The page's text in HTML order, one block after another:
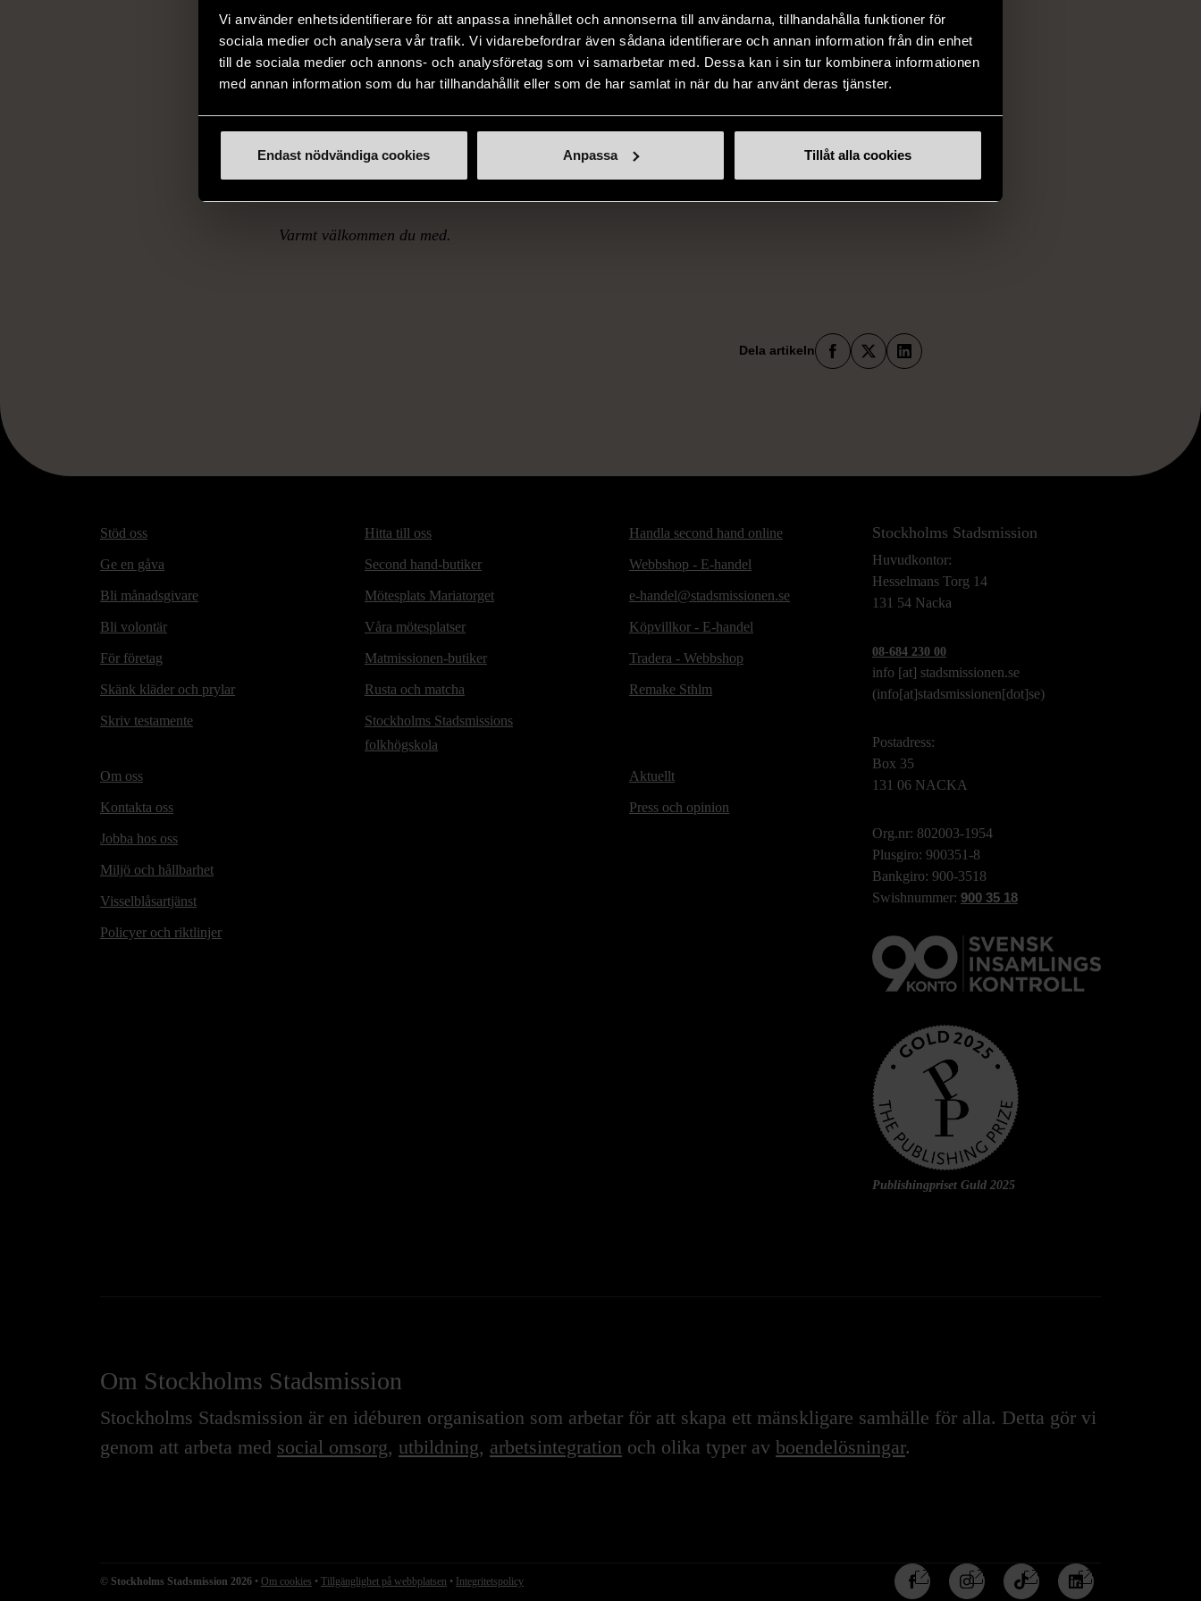
Vi använder enhetsidentifierare för att anpassa innehållet och annonserna till användarna, tillhandahålla funktioner för
sociala medier och analysera vår trafik. Vi vidarebefordrar även sådana identifierare och annan information från din enhet
till de sociala medier och annons- och analysföretag som vi samarbetar med. Dessa kan i sin tur kombinera informationen
med annan information som du har tillhandahållit eller som de har samlat in när du har använt deras tjänster.
Endast nödvändiga cookies Anpassa Tillåt alla cookies
Söndagsandrum är en öppen samling där alla är välkomna att dela en lugn stund tillsammans, följt
av frukost i gemenskap. Andrummet inleds med ett varmt välkomnande och ger därefter tid för
kontemplation, bön och reflektion. Samlingen avslutas med musik och sång.
Efter andrummet äter vi gemensam frukost. Varje vecka finns möjlighet för en deltagare eller gäst
att dela med sig av en text, sång, dikt eller tanke med gruppen.
Varmt välkommen du med.
Dela artikeln Facebook
X LinkedIn
Stöd oss
Ge en gåva
Bli månadsgivare
Bli volontär
För företag
Skänk kläder och prylar
Skriv testamente
Hitta till oss
Second hand-butiker
Mötesplats Mariatorget
Våra mötesplatser
Matmissionen-butiker
Rusta och matcha
Stockholms Stadsmissions
folkhögskola
Handla second hand online
Webbshop - E-handel
e-handel@stadsmissionen.se
Köpvillkor - E-handel
Tradera - Webbshop
Remake Sthlm
Om oss
Kontakta oss
Jobba hos oss
Miljö och hållbarhet
Visselblåsartjänst
Policyer och riktlinjer
Aktuellt
Press och opinion
Stockholms Stadsmission
Huvudkontor:
Hesselmans Torg 14
131 54 Nacka
08-684 230 00
info [at] stadsmissionen.se
(info[at]stadsmissionen[dot]se)
Postadress:
Box 35
131 06 NACKA
Org.nr: 802003-1954
Plusgiro: 900351-8
Bankgiro: 900-3518
Swishnummer: 900 35 18
Publishingpriset Guld 2025
Om Stockholms Stadsmission
Stockholms Stadsmission är en idéburen organisation som arbetar för att skapa ett mänskligare samhälle för alla. Detta gör vi
genom att arbeta med social omsorg, utbildning, arbetsintegration och olika typer av boendelösningar.
© Stockholms Stadsmission 2026 • Om cookies • Tillgänglighet på webbplatsen • Integritetspolicy
Följ
Följ
Följ
Följ